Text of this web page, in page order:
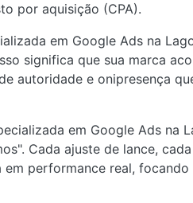
por aquisição (CPA).
em Google Ads na
significa que sua marca
autoridade e onipresença
em Google Ads na
Cada ajuste de lance,
performance real,